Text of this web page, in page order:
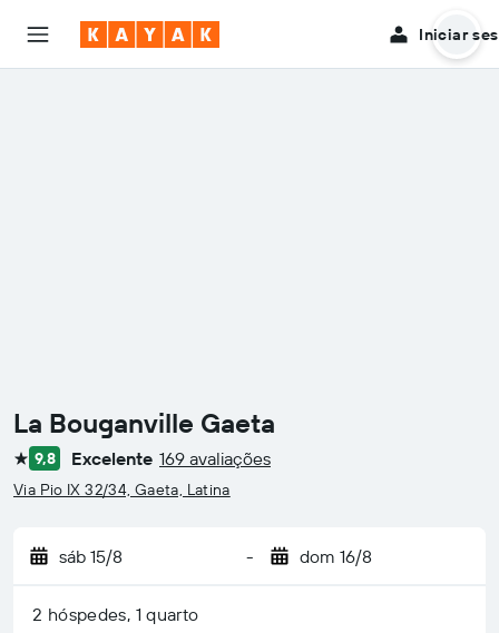
Iniciar
La Bouganville Gaeta
1 estrela
9,8 Excelente 169 avaliações
Via Pio IX 32/34, Gaeta, Latina
sáb 15/8 - dom 16/8
2 hóspedes, 1 quarto